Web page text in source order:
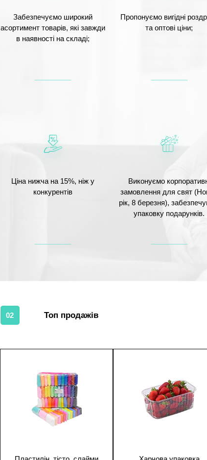
Забезпечуємо широкий
асортимент товарів, які завжди
в наявності на складі;
Пропонуємо вигідні
та оптові ціни;
Ціна нижча на 15%, ніж у
конкурентів
Виконуємо
замовлення для свят
рік, 8 березня),
упаковку подарунків.
02 Топ продажів